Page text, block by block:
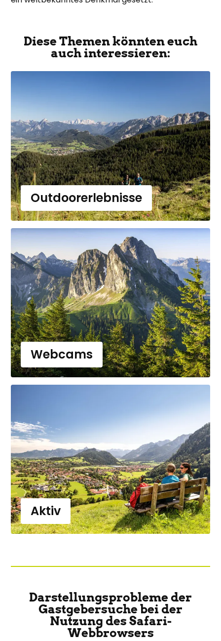
Diese Themen könnten euch
auch interessieren:
Outdoorerlebnisse
Webcams
Aktiv
Darstellungsprobleme der
Gastgebersuche bei der
Nutzung des Safari-
Webbrowsers